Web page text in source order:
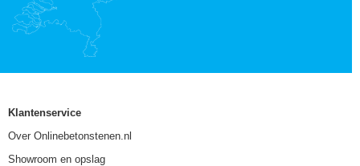
Klantenservice
Over Onlinebetonstenen.nl
Showroom en opslag